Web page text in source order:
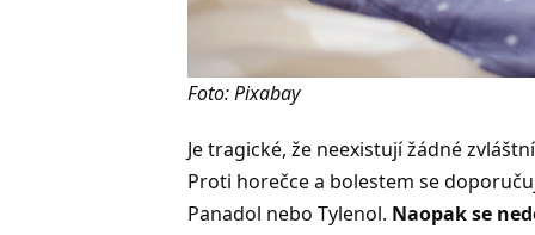
Foto: Pixabay
Je tragické, že neexistují žádné
Proti horečce a bolestem se
Panadol nebo Tylenol. Naopak se